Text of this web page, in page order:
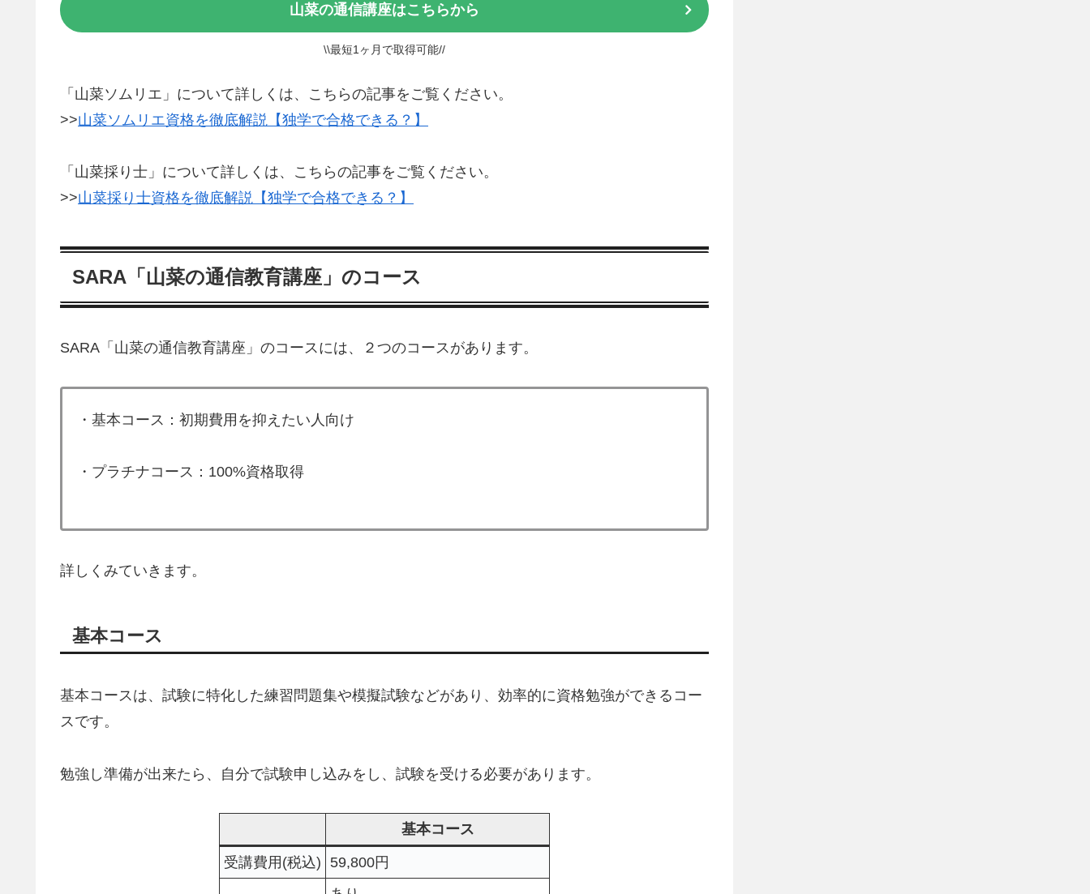
山菜の通信講座はこちらから
\\最短1ヶ月で取得可能//
「山菜ソムリエ」について詳しくは、こちらの記事をご覧ください。
>>山菜ソムリエ資格を徹底解説【独学で合格できる？】
「山菜採り士」について詳しくは、こちらの記事をご覧ください。
>>山菜採り士資格を徹底解説【独学で合格できる？】
SARA「山菜の通信教育講座」のコース
SARA「山菜の通信教育講座」のコースには、２つのコースがあります。
・基本コース：初期費用を抑えたい人向け
・プラチナコース：100%資格取得
詳しくみていきます。
基本コース
基本コースは、試験に特化した練習問題集や模擬試験などがあり、効率的に資格勉強ができるコー
スです。
勉強し準備が出来たら、自分で試験申し込みをし、試験を受ける必要があります。
基本コース
受講費用(税込)
59,800円